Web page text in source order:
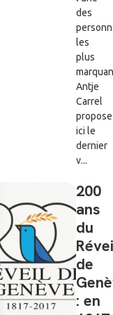
des
les
plus
Antje
Carrel
propose
ici le
dernier
v...
200
ans
du
de
: en